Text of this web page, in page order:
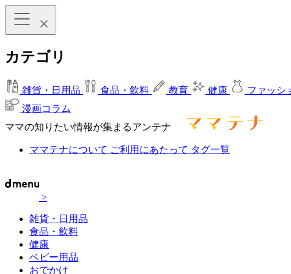
カテゴリ
雑貨・日用品 食品・飲料 教育 健康 ファッシ
漫画コラム
ママの知りたい情報が集まるアンテナ
ママテナについて ご利用にあたって タグ一覧
>
雑貨・日用品
食品・飲料
健康
ベビー用品
おでかけ